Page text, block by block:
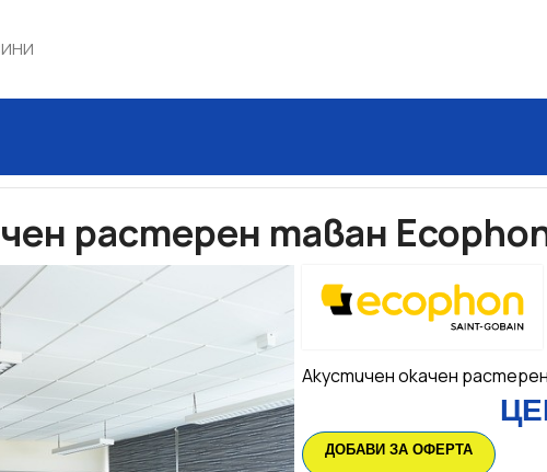
Акустичен окачен растерен
растерен таван
Акустичен окачен
ДОБАВИ ЗА ОФЕРТА